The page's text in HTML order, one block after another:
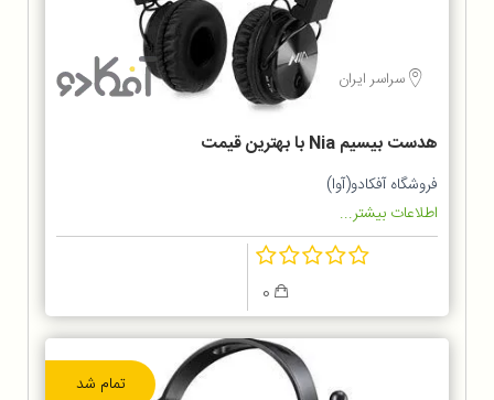
سراسر ایران
هدست بیسیم Nia با بهترین قیمت
فروشگاه آفکادو(آوا)
اطلاعات بیشتر...
تمام شد